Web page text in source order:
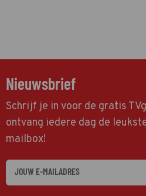
Nieuwsbrief
Schrijf je in voor de gratis
ontvang iedere dag de
mailbox!